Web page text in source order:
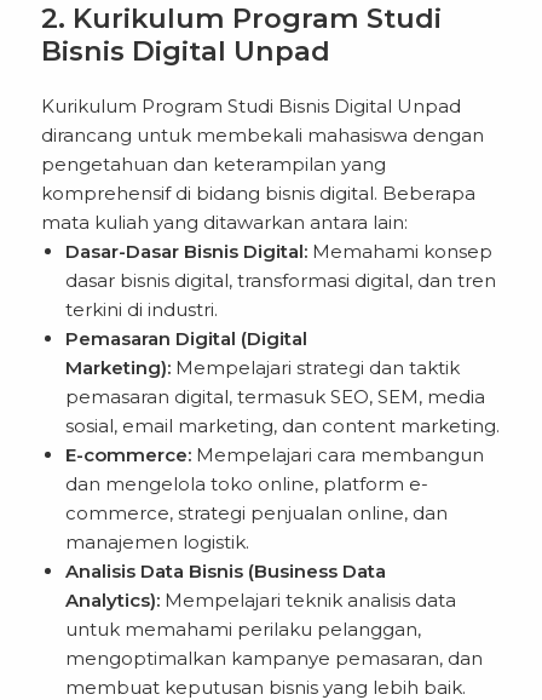
2. Kurikulum Program Studi
Bisnis Digital Unpad
Kurikulum Program Studi Bisnis Digital Unpad
dirancang untuk membekali mahasiswa dengan
pengetahuan dan keterampilan yang
komprehensif di bidang bisnis digital. Beberapa
mata kuliah yang ditawarkan antara lain:
Dasar-Dasar Bisnis Digital: Memahami konsep
dasar bisnis digital, transformasi digital, dan tren
terkini di industri.
Pemasaran Digital (Digital
Marketing): Mempelajari strategi dan taktik
pemasaran digital, termasuk SEO, SEM, media
sosial, email marketing, dan content marketing.
E-commerce: Mempelajari cara membangun
dan mengelola toko online, platform e-
commerce, strategi penjualan online, dan
manajemen logistik.
Analisis Data Bisnis (Business Data
Analytics): Mempelajari teknik analisis data
untuk memahami perilaku pelanggan,
mengoptimalkan kampanye pemasaran, dan
membuat keputusan bisnis yang lebih baik.